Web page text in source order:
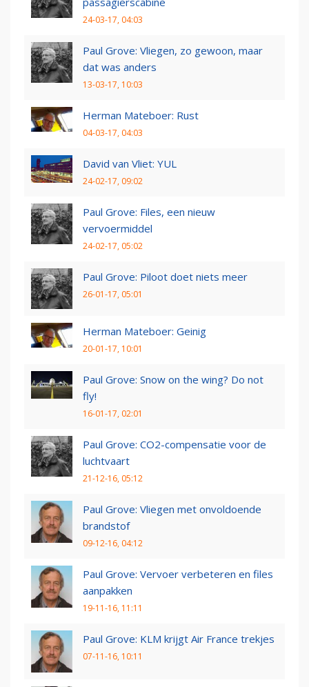
24-03-17, 04:03
Paul Grove: Vliegen, zo gewoon, maar
dat was anders
13-03-17, 10:03
Herman Mateboer: Rust
04-03-17, 04:03
David van Vliet: YUL
24-02-17, 09:02
Paul Grove: Files, een nieuw
vervoermiddel
24-02-17, 05:02
Paul Grove: Piloot doet niets meer
26-01-17, 05:01
Herman Mateboer: Geinig
20-01-17, 10:01
Paul Grove: Snow on the wing? Do not
fly!
16-01-17, 02:01
Paul Grove: CO2-compensatie voor de
luchtvaart
21-12-16, 05:12
Paul Grove: Vliegen met onvoldoende
brandstof
09-12-16, 04:12
Paul Grove: Vervoer verbeteren en files
aanpakken
19-11-16, 11:11
Paul Grove: KLM krijgt Air France trekjes
07-11-16, 10:11